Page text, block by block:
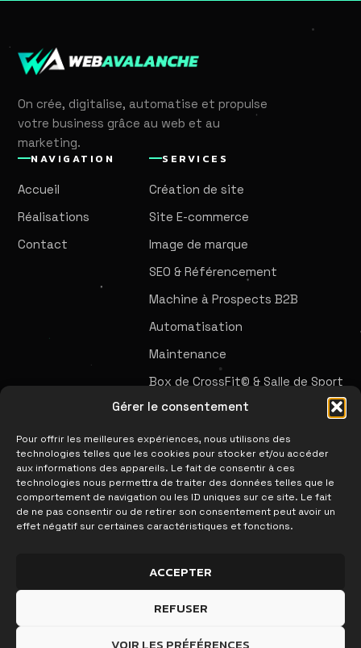
Gérer le consentement
Pour offrir les meilleures expériences, nous utilisons des
technologies telles que les cookies pour stocker et/ou accéder
aux informations des appareils. Le fait de consentir à ces
technologies nous permettra de traiter des données telles que le
comportement de navigation ou les ID uniques sur ce site. Le fait
de ne pas consentir ou de retirer son consentement peut avoir un
effet négatif sur certaines caractéristiques et fonctions.
ACCEPTER
REFUSER
VOIR LES PRÉFÉRENCES
On crée, digitalise, automatise et propulse
votre business grâce au web et au
marketing.
NAVIGATION
Accueil
Réalisations
Contact
SERVICES
Création de site
Site E-commerce
Image de marque
SEO & Référencement
Machine à Prospects B2B
Automatisation
Maintenance
Box de CrossFit© & Salle de Sport
SUIVEZ-NOUS
WEB
AVALANCHE